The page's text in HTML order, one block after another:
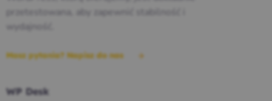
przetestowana, aby zapewnić stabilność i
wydajność.
Masz pytania? Napisz do nas
WP Desk